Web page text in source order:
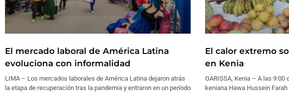
El mercado laboral de América Latina
evoluciona con informalidad
LIMA – Los mercados laborales de América Latina dejaron atrás
la etapa de recuperación tras la pandemia y entraron en un período
El calor extremo
en Kenia
GARISSA, Kenia – A las 9:00
keniana Hawa Hussein